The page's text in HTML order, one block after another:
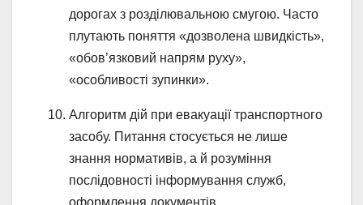
дорогах з розділювальною смугою. Часто
плутають поняття «дозволена швидкість»,
«обов’язковий напрям руху»,
«особливості зупинки».
Алгоритм дій при евакуації транспортного
засобу. Питання стосується не лише
знання нормативів, а й розуміння
послідовності інформування служб,
оформлення документів.